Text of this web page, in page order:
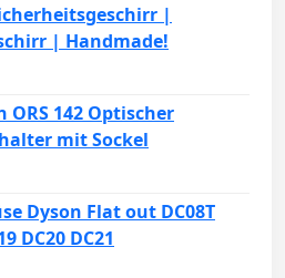
|
| Handmade!
ORS 142 Optischer
mit Sockel
Dyson Flat out DC08T
DC20 DC21